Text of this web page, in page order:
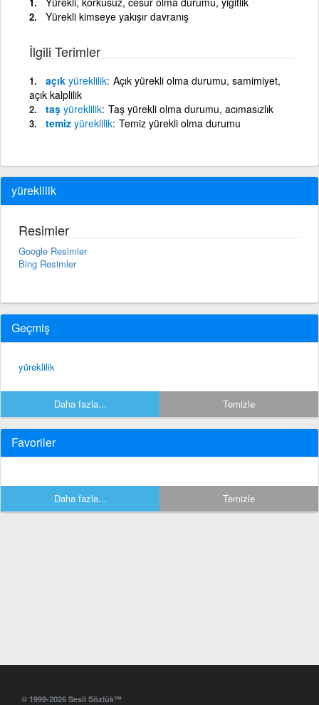
Yürekli kimseye yakışır davranış
İlgili Terimler
açık yüreklilik Açık yürekli olma durumu, samimiyet,
açık kalplilik
taş yüreklilik Taş yürekli olma durumu, acımasızlık
temiz yüreklilik Temiz yürekli olma durumu
yüreklilik
Resimler
Google Resimler
Bing Resimler
Geçmiş
yüreklilik
Daha fazla... Temizle
Favoriler
Daha fazla... Temizle
© 1999-2026 Sesli Sözlük™